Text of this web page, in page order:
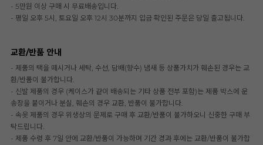
- 5만원 이상 구매 시 무료배송입니다.
- 평일 오후 5시, 토요일 오후 12시 30분까지 입금 확인된 주문은 당일 출고됩니다.
교환/반품 안내
- 제품의 택을 떼시거나 세탁, 수선, 담배(향수) 냄새 등 상품가치가 훼손된 경우는 교
환/반품이 불가합니다.
- 신발 제품의 경우 (케이스가 같이 배송되는 기타 상품 전부 포함)는 제품 박스에 운
송장을 붙이거나 분실, 훼손의 경우 교환, 반품이 불가합니다.
- 속옷 제품의 경우 위생상의 문제로 구매 후 교환/반품이 불가하오니 신중한 구매 부
탁드립니다.
- 제품 수령 후 7일 안에 교환/반품이 가능하며 기간 경과 후에는 교환/반품이 불가합